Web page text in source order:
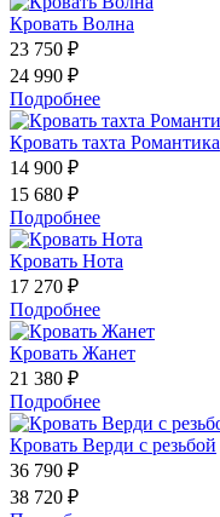
Кровать Волна
23 750 ₽
24 990 ₽
Подробнее
Кровать тахта Романтика
14 900 ₽
15 680 ₽
Подробнее
Кровать Нота
17 270 ₽
Подробнее
Кровать Жанет
21 380 ₽
Подробнее
Кровать Верди с резьбой
36 790 ₽
38 720 ₽